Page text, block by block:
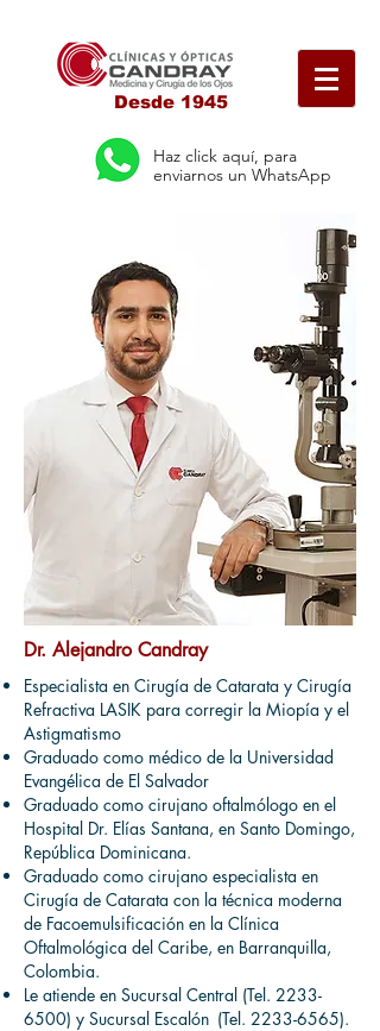
Desde 1945
Haz click aquí, para
enviarnos un WhatsApp
Dr. Alejandro Candray
Especialista en Cirugía de Catarata y Cirugía
Refractiva LASIK para corregir la Miopía y el
Astigmatismo
Graduado como médico de la Universidad
Evangélica de El Salvador
Graduado como cirujano oftalmólogo en el
Hospital Dr. Elías Santana, en Santo Domingo,
República Dominicana.
Graduado como cirujano especialista en
Cirugía de Catarata con la técnica moderna
de Facoemulsificación en la Clínica
Oftalmológica del Caribe, en Barranquilla,
Colombia.
Le atiende en Sucursal Central (Tel. 2233-
6500) y Sucursal Escalón (Tel. 2233-6565).